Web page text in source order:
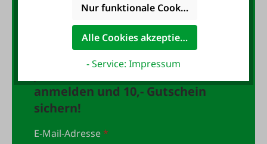
10,- Gutschein
Jetzt für den FAIE-Newsletter
anmelden und 10,- Gutschein
sichern!
E-Mail-Adresse*
Nur funktionale Cookies akzeptieren
Alle Cookies akzeptieren
- Service: Impressum